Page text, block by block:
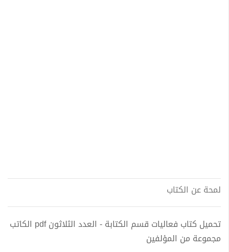
لمحة عن الكتاب
تحميل كتاب فعاليات قسم الكتابة - العدد الثلاثون pdf الكاتب
مجموعة من المؤلفين